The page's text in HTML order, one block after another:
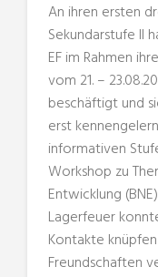
An ihren ersten
Sekundarstufe II
EF im Rahmen
vom 21. –
beschäftigt und
erst
informativen
Workshop zu
Entwicklung
Lagerfeuer
Kontakte
Freundschaften